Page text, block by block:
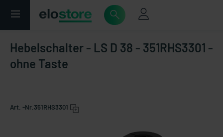
Hebelschalter - LS D 38 - 351RHS3301 -
ohne Taste
Art. -Nr. 351RHS3301